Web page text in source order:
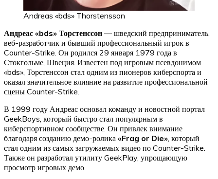
Andreas «bds» Thorstensson
Андреас «bds» Торстенссон — шведский предприниматель,
веб-разработчик и бывший профессиональный игрок в
Counter-Strike. Он родился 29 января 1979 года в
Стокгольме, Швеция. Известен под игровым псевдонимом
«bds», Торстенссон стал одним из пионеров киберспорта и
оказал значительное влияние на развитие профессиональной
сцены Counter-Strike.
В 1999 году Андреас основал команду и новостной портал
GeekBoys, который быстро стал популярным в
киберспортивном сообществе. Он привлек внимание
благодаря созданию демо-ролика «Frag or Die» , который
стал одним из самых загружаемых видео по Counter-Strike.
Также он разработал утилиту GeekPlay, упрощающую
просмотр игровых демо.